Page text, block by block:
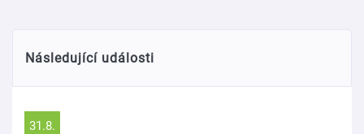
Následující události
31.8.